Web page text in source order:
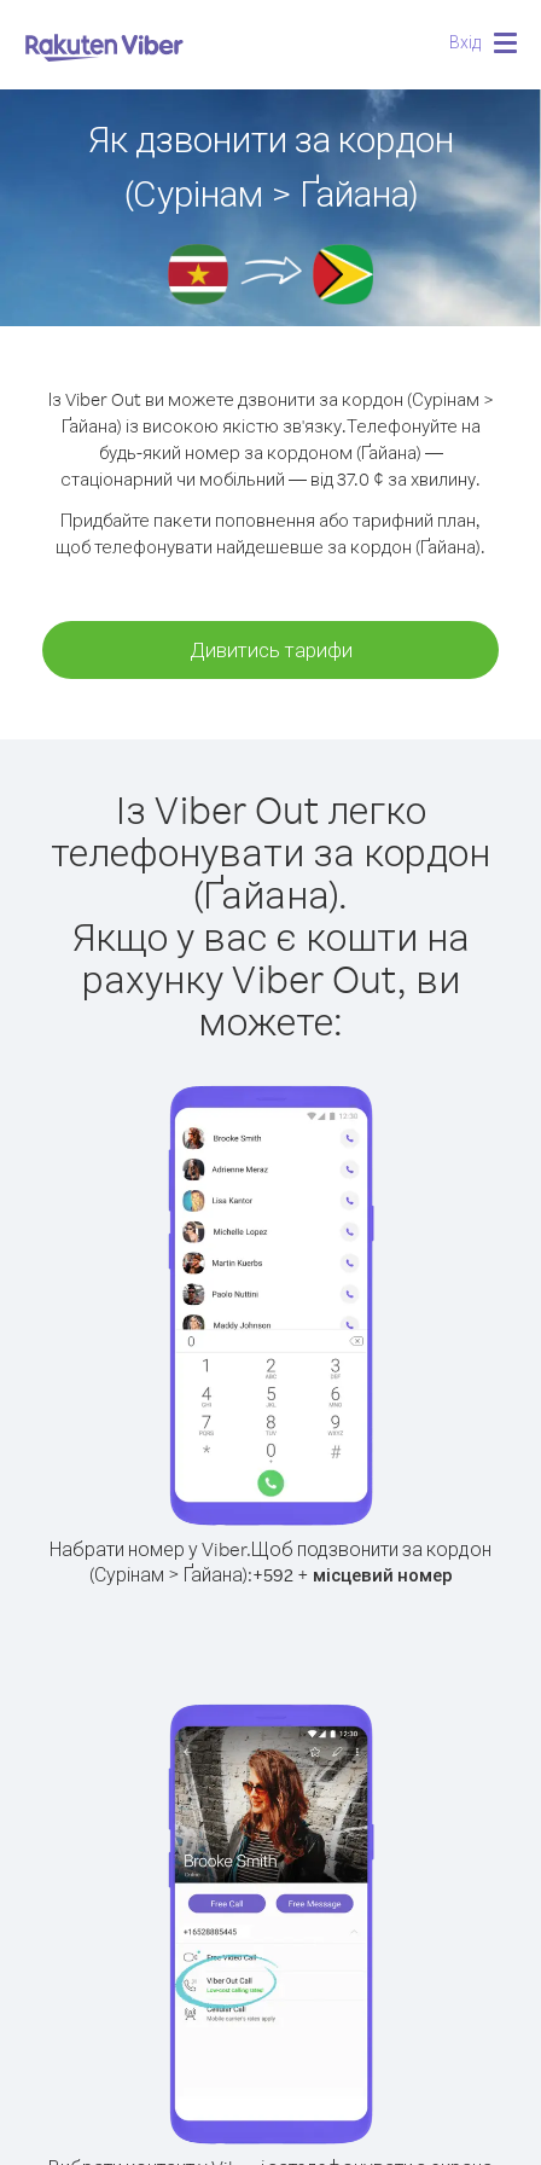
Вхід
Як дзвонити за кордон
(Сурінам > Ґайана)
Із Viber Out ви можете дзвонити за кордон (Сурінам >
Ґайана) із високою якістю зв'язку.Телефонуйте на
будь-який номер за кордоном (Ґайана) —
стаціонарний чи мобільний — від 37.0 ¢ за хвилину.
Придбайте пакети поповнення або тарифний план,
щоб телефонувати найдешевше за кордон (Ґайана).
Дивитись тарифи
Із Viber Out легко
телефонувати за кордон
(Ґайана).
Якщо у вас є кошти на
рахунку Viber Out, ви
можете:
Набрати номер у Viber.Щоб подзвонити за кордон
(Сурінам > Ґайана):+592+ місцевий номер